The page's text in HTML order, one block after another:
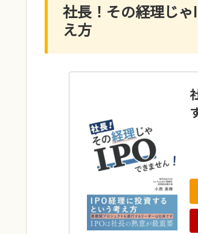
社長！その経理じ
え方